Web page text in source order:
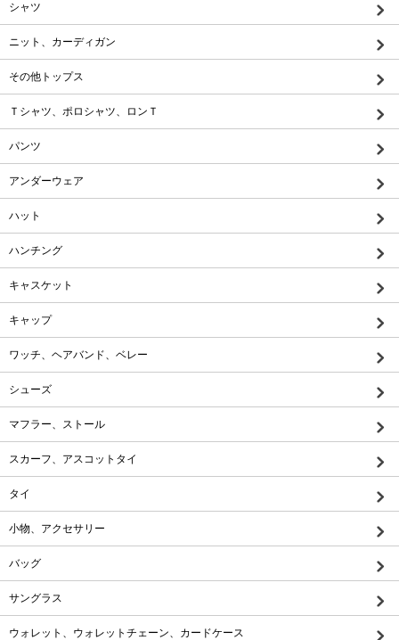
シャツ
ニット、カーディガン
その他トップス
Ｔシャツ、ポロシャツ、ロンＴ
パンツ
アンダーウェア
ハット
ハンチング
キャスケット
キャップ
ワッチ、ヘアバンド、ベレー
シューズ
マフラー、ストール
スカーフ、アスコットタイ
タイ
小物、アクセサリー
バッグ
サングラス
ウォレット、ウォレットチェーン、カードケース